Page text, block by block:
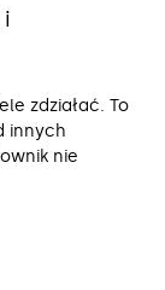
i
zdziałać. To
innych
nie